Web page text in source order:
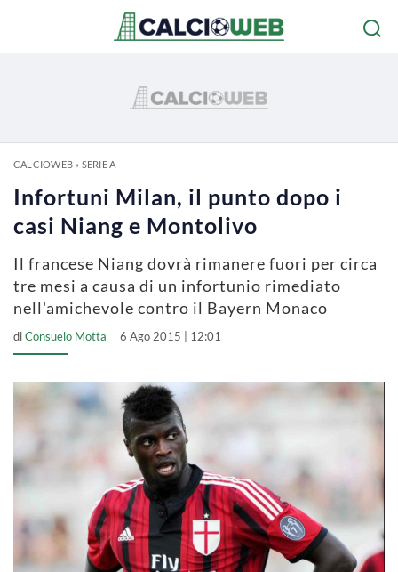
CALCIOWEB» SERIE A
Infortuni Milan, il punto dopo i
casi Niang e Montolivo
Il francese Niang dovrà rimanere fuori per circa
tre mesi a causa di un infortunio rimediato
nell'amichevole contro il Bayern Monaco
diConsuelo Motta 6 Ago 2015 | 12:01